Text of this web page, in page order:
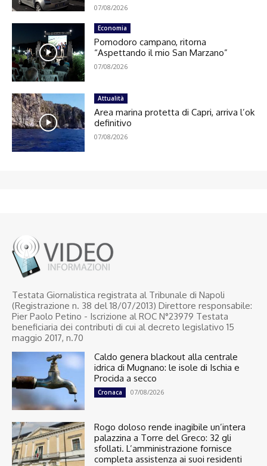
07/08/2026
Economia
Pomodoro campano, ritorna
“Aspettando il mio San Marzano”
07/08/2026
Attualità
Area marina protetta di Capri, arriva l’ok
definitivo
07/08/2026
Testata Giornalistica registrata al Tribunale di Napoli
(Registrazione n. 38 del 18/07/2013) Direttore responsabile:
Pier Paolo Petino - Iscrizione al ROC N°23979 Testata
beneficiaria dei contributi di cui al decreto legislativo 15
maggio 2017, n.70
Caldo genera blackout alla centrale
idrica di Mugnano: le isole di Ischia e
Procida a secco
Cronaca 07/08/2026
Rogo doloso rende inagibile un’intera
palazzina a Torre del Greco: 32 gli
sfollati. L’amministrazione fornisce
completa assistenza ai suoi residenti